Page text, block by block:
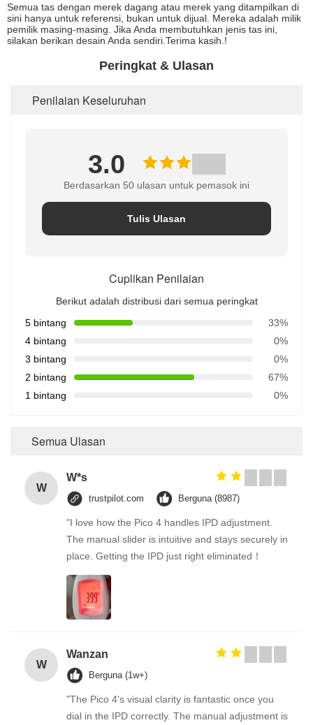
Semua tas dengan merek dagang atau merek yang ditampilkan di
sini hanya untuk referensi, bukan untuk dijual. Mereka adalah milik
pemilik masing-masing. Jika Anda membutuhkan jenis tas ini,
silakan berikan desain Anda sendiri.Terima kasih.!
Peringkat & Ulasan
Penilaian Keseluruhan
3.0
Berdasarkan 50 ulasan untuk pemasok ini
Tulis Ulasan
Cuplikan Penilaian
Berikut adalah distribusi dari semua peringkat
5 bintang
33%
4 bintang
0%
3 bintang
0%
2 bintang
67%
1 bintang
0%
Semua Ulasan
W
W*s
trustpilot.com Berguna (8987)
"I love how the Pico 4 handles IPD adjustment.
The manual slider is intuitive and stays securely in
place. Getting the IPD just right eliminated！
W
Wanzan
Berguna (1w+)
"The Pico 4's visual clarity is fantastic once you
dial in the IPD correctly. The manual adjustment is